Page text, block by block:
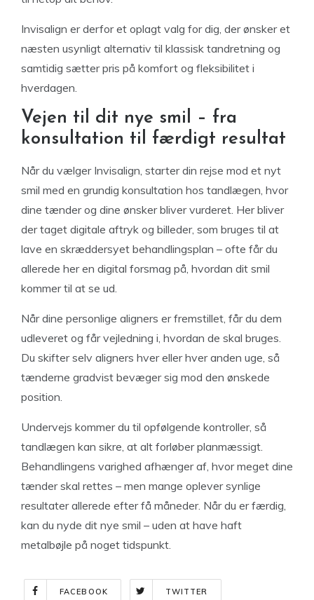
Invisalign er derfor et oplagt valg for dig, der ønsker et
næsten usynligt alternativ til klassisk tandretning og
samtidig sætter pris på komfort og fleksibilitet i
hverdagen.
Vejen til dit nye smil – fra
konsultation til færdigt resultat
Når du vælger Invisalign, starter din rejse mod et nyt
smil med en grundig konsultation hos tandlægen, hvor
dine tænder og dine ønsker bliver vurderet. Her bliver
der taget digitale aftryk og billeder, som bruges til at
lave en skræddersyet behandlingsplan – ofte får du
allerede her en digital forsmag på, hvordan dit smil
kommer til at se ud.
Når dine personlige aligners er fremstillet, får du dem
udleveret og får vejledning i, hvordan de skal bruges.
Du skifter selv aligners hver eller hver anden uge, så
tænderne gradvist bevæger sig mod den ønskede
position.
Undervejs kommer du til opfølgende kontroller, så
tandlægen kan sikre, at alt forløber planmæssigt.
Behandlingens varighed afhænger af, hvor meget dine
tænder skal rettes – men mange oplever synlige
resultater allerede efter få måneder. Når du er færdig,
kan du nyde dit nye smil – uden at have haft
metalbøjle på noget tidspunkt.
FACEBOOK TWITTER